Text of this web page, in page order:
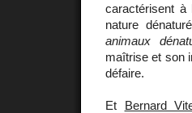
caractérisent
nature
animaux
maîtrise et son
défaire.
Et Bernard